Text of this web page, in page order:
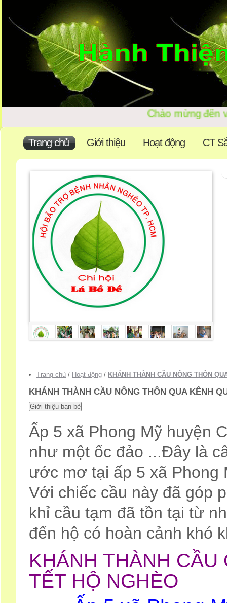
Chào mừng đến
Trang chủ Giới thiệu Hoạt động CT
Trang chủ / Hoạt động / KHÁNH THÀNH CẦU NÔNG THÔN
KHÁNH THÀNH CẦU NÔNG THÔN QUA KÊNH
Ấp 5 xã Phong Mỹ huyện
như một ốc đảo ...Đây là
ước mơ tại ấp 5 xã Phong
Với chiếc cầu này đã góp
khỉ cầu tạm đã tồn tại từ
đến hộ có hoàn cảnh khó
KHÁNH THÀNH
TẾT HỘ NGHÈO